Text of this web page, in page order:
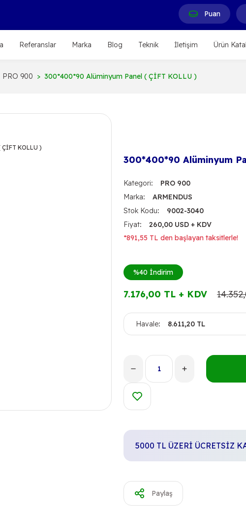
Puan
Referanslar Marka Blog Teknik İletişim Ürün
PRO 900 300*400*90 Alüminyum Panel ( ÇİFT KOLLU )
300*400*90 Alüminyum
Kategori
PRO 900
Marka
ARMENDUS
Stok Kodu
9002-3040
Fiyat
260,00 USD + KDV
*891,55 TL den başlayan taksitlerle!
%40 İndirim
7.176,00 TL + KDV
Havale 8.611,20 TL
5000 TL ÜZERİ ÜCRETSİZ
Paylaş